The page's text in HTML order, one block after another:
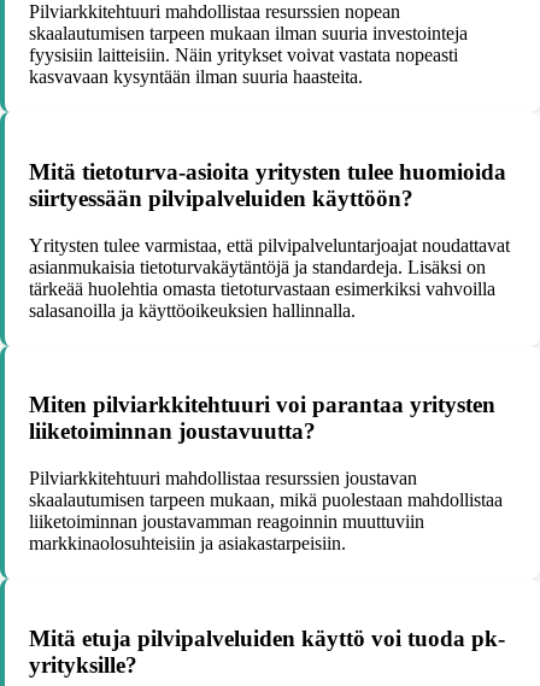
Pilviarkkitehtuuri mahdollistaa resurssien nopean
skaalautumisen tarpeen mukaan ilman suuria investointeja
fyysisiin laitteisiin. Näin yritykset voivat vastata nopeasti
kasvavaan kysyntään ilman suuria haasteita.
Mitä tietoturva-asioita yritysten tulee huomioida
siirtyessään pilvipalveluiden käyttöön?
Yritysten tulee varmistaa, että pilvipalveluntarjoajat noudattavat
asianmukaisia tietoturvakäytäntöjä ja standardeja. Lisäksi on
tärkeää huolehtia omasta tietoturvastaan esimerkiksi vahvoilla
salasanoilla ja käyttöoikeuksien hallinnalla.
Miten pilviarkkitehtuuri voi parantaa yritysten
liiketoiminnan joustavuutta?
Pilviarkkitehtuuri mahdollistaa resurssien joustavan
skaalautumisen tarpeen mukaan, mikä puolestaan mahdollistaa
liiketoiminnan joustavamman reagoinnin muuttuviin
markkinaolosuhteisiin ja asiakastarpeisiin.
Mitä etuja pilvipalveluiden käyttö voi tuoda pk-
yrityksille?